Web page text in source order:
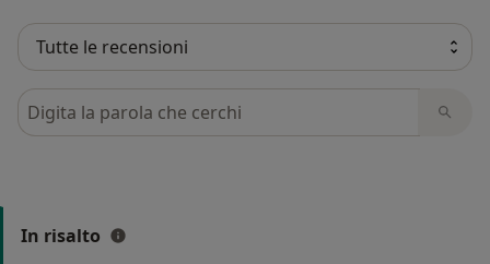
Cerca nelle recensioni
In risalto